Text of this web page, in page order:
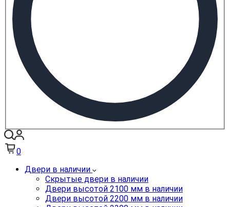
0
Двери в наличии
Скрытые двери в наличии
Двери высотой 2100 мм в наличии
Двери высотой 2200 мм в наличии